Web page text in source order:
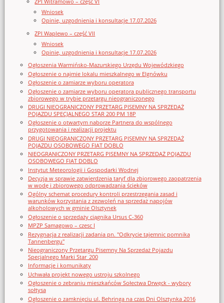
Wniosek
Opinie, uzgodnienia i konsultacje 17.07.2026
ZPI Waplewo – część VII
Wniosek
Opinie, uzgodnienia i konsultacje 17.07.2026
Ogłoszenia Warmińsko-Mazurskiego Urzędu Wojewódzkiego
Ogłoszenie o najmie lokalu mieszkalnego w Elgnówku
Ogłoszenie o zamiarze wyboru operatora
Ogłoszenie o zamiarze wyboru operatora publicznego transportu
zbiorowego w trybie przetargu nieograniczonego
DRUGI NIEOGRANICZONY PRZETARG PISEMNY NA SPRZEDAŻ
POJAZDU SPECJALNEGO STAR 200 PM 18P
Ogłoszenie o otwartym naborze Partnera do wspólnego
przygotowania i realizacji projektu
DRUGI NIEOGRANICZONY PRZETARG PISEMNY NA SPRZEDAŻ
POJAZDU OSOBOWEGO FIAT DOBLO
NIEOGRANICZONY PRZETARG PISEMNY NA SPRZEDAŻ POJAZDU
OSOBOWEGO FIAT DOBLO
Instytut Meteorologii i Gospodarki Wodnej
Decyzja w sprawie zatwierdzenia taryf dla zbiorowego zaopatrzenia
w wodę i zbiorowego odprowadzania ścieków
Ogólny schemat procedury kontroli przestrzegania zasad i
warunków korzystania z zezwoleń na sprzedaż napojów
alkoholowych w gminie Olsztynek
Ogłoszenie o sprzedaży ciągnika Ursus C-360
MPZP Samagowo – czesc I
Rezygnacja z realizacji zadania pn. "Odkrycie tajemnic pomnika
Tannenbergu"
Nieograniczony Przetargu Pisemny Na Sprzedaż Pojazdu
Specjalnego Marki Star_200
Informacje i komunikaty
Uchwała projekt nowego ustroju szkolnego
Ogłoszenie o zebraniu mieszkańców Sołectwa Drwęck - wybory
sołtysa
Ogłoszenie o zamknięciu ul. Behringa na czas Dni Olsztynka 2016